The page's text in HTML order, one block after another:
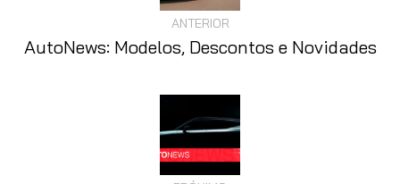
ANTERIOR
AutoNews: Modelos, Descontos e Novidades